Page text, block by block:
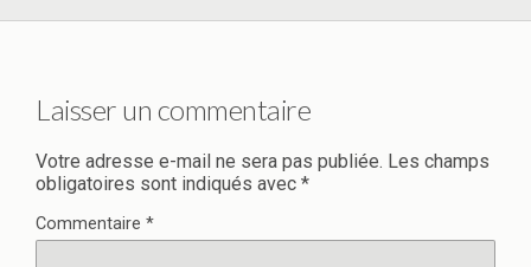
Laisser un commentaire
Votre adresse e-mail ne sera pas publiée. Les champs
obligatoires sont indiqués avec *
Commentaire *